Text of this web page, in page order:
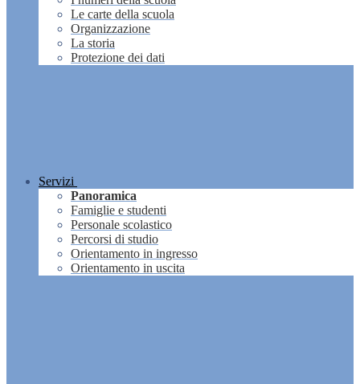
Le carte della scuola
Organizzazione
La storia
Protezione dei dati
Servizi
Panoramica
Famiglie e studenti
Personale scolastico
Percorsi di studio
Orientamento in ingresso
Orientamento in uscita